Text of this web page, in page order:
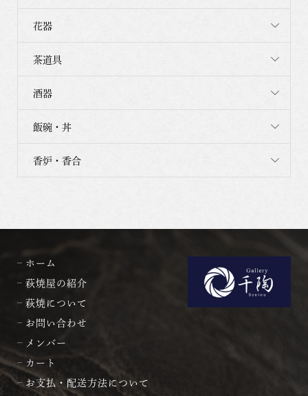
花器
茶道具
酒器
飯碗・丼
香炉・香合
ホーム
萩焼屋の紹介
萩焼について
お問い合わせ
メンバー
カート
お支払・配送方法について